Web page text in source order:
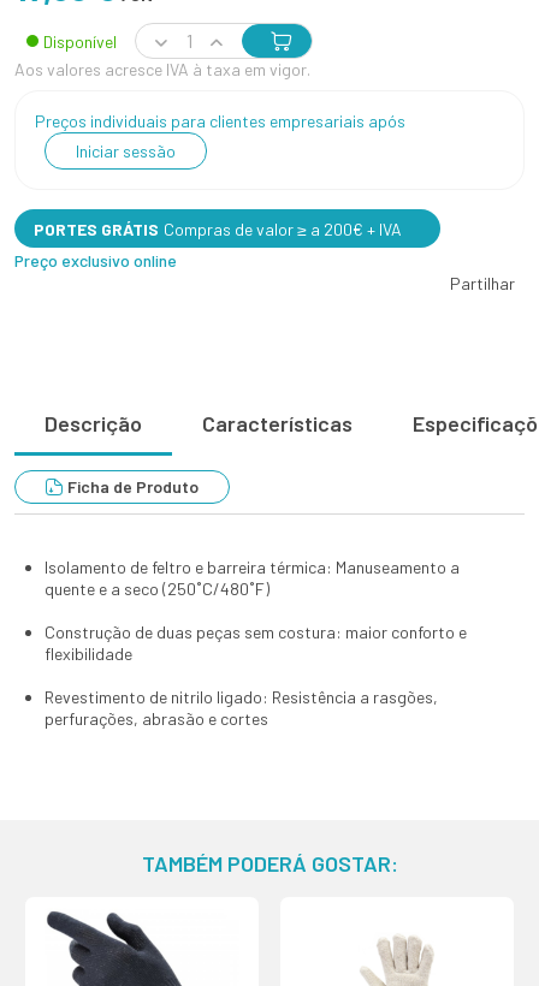
Disponível
Aos valores acresce IVA à taxa em vigor.
Preços individuais para clientes empresariais após
Iniciar sessão
PORTES GRÁTIS Compras de valor ≥ a 200€ + IVA
Preço exclusivo online
Partilhar
Descrição Características
Ficha de Produto
Isolamento de feltro e barreira térmica: Manuseamento a
quente e a seco (250˚C/480˚F)
Construção de duas peças sem costura: maior conforto e
flexibilidade
Revestimento de nitrilo ligado: Resistência a rasgões,
perfurações, abrasão e cortes
TAMBÉM PODERÁ GOSTAR: